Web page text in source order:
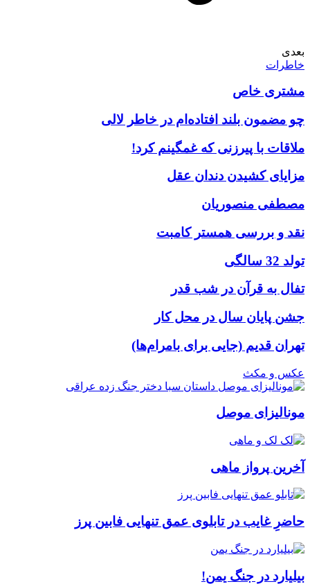
بعدی
خاطرات
مشتری خاص
چو مضمون بلند افتاده‌ام در خاطر لالی
ملاقات با پیرزنی که غمگینم کرد!
مزایای کشیدن دندان عقل
مصطفی منصوریان
نقد و بررسی همستر کامبت
تولد 32 سالگی
تفال به قرآن در شب قدر
جشن پایان سال در محل کار
تهران قدیم (جایی برای بامرام‌ها)
عکس و مکث
مونالیزای موصل
آخرین پرواز ماهی
حاضرِ غایب در تابلوی عمق تنهایی فابین پرز
بیلیارد در جنگ یمن!